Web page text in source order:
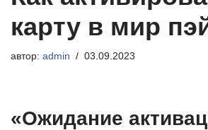
карту в мир
автор: admin 03.09.2023
«Ожидание